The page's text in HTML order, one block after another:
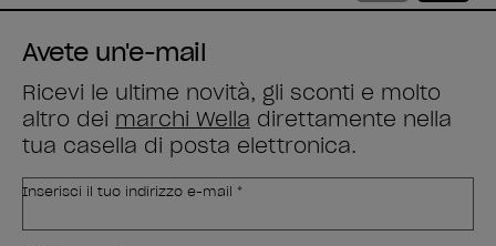
Avete un'e-mail
Ricevi le ultime novità, gli sconti e molto
altro dei marchi Wella direttamente nella
tua casella di posta elettronica.
Inserisci il tuo indirizzo e-mail *